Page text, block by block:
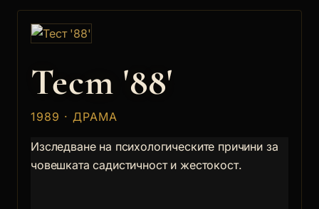
Тест '88'
1989 · ДРАМА
Изследване на психологическите причини за
човешката садистичност и жестокост.